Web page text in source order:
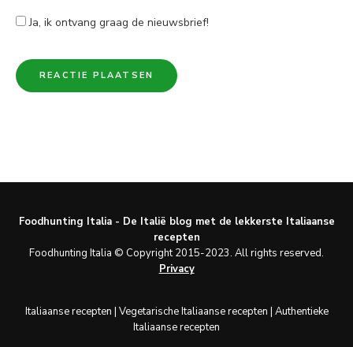
Ja, ik ontvang graag de nieuwsbrief!
Foodhunting Italia - De Italië blog met de lekkerste Italiaanse
recepten
Foodhunting Italia © Copyright 2015-2023. All rights reserved.
Privacy
Italiaanse recepten | Vegetarische Italiaanse recepten | Authentieke
Italiaanse recepten